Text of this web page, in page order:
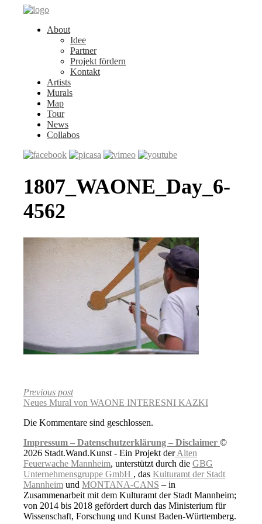
About
Idee
Partner
Projekt fördern
Kontakt
Artists
Murals
Map
Tour
News
Collabos
1807_WAONE_Day_6-
4562
Previous post
Neues Mural von WAONE INTERESNI KAZKI
Die Kommentare sind geschlossen.
Impressum – Datenschutzerklärung – Disclaimer ©
2026 Stadt.Wand.Kunst - Ein Projekt derAlten
Feuerwache Mannheim, unterstützt durch die GBG
Unternehmensgruppe GmbH , das Kulturamt der Stadt
Mannheim und MONTANA-CANS – in
Zusammenarbeit mit dem Kulturamt der Stadt Mannheim;
von 2014 bis 2018 gefördert durch das Ministerium für
Wissenschaft, Forschung und Kunst Baden-Württemberg.